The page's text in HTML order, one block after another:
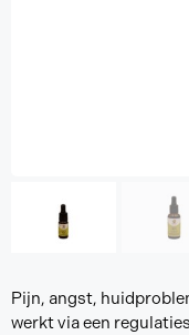
Pijn, angst,
werkt via een